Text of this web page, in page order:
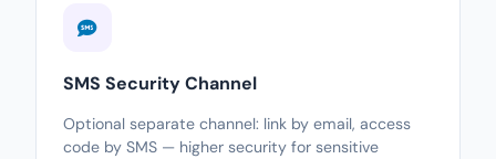
SMS Security Channel
Optional separate channel: link by email, access
code by SMS — higher security for sensitive